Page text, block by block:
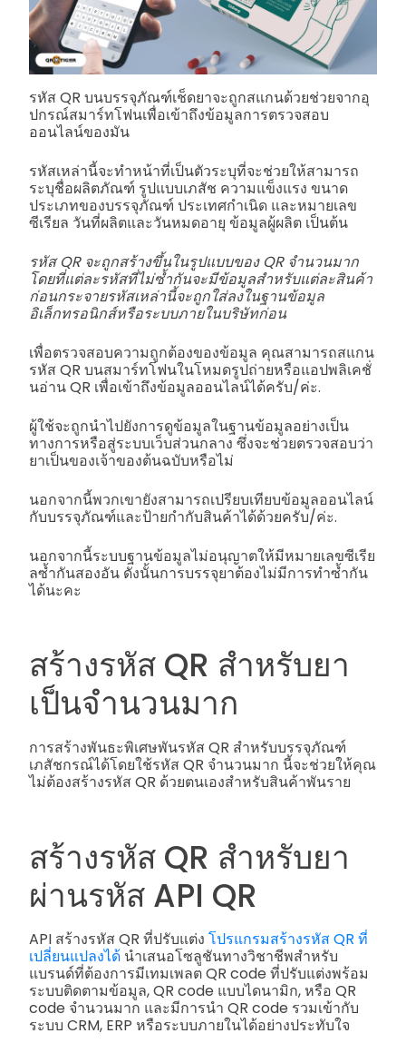
รหัส QR บนบรรจุภัณฑ์เช็ดยาจะถูกสแกนด้วยช่วยจากอุ
ปกรณ์สมาร์ทโฟนเพื่อเข้าถึงข้อมูลการตรวจสอบ
ออนไลน์ของมัน
รหัสเหล่านี้จะทำหน้าที่เป็นตัวระบุที่จะช่วยให้สามารถ
ระบุชื่อผลิตภัณฑ์ รูปแบบเภสัช ความแข็งแรง ขนาด
ประเภทของบรรจุภัณฑ์ ประเทศกำเนิด และหมายเลข
ซีเรียล วันที่ผลิตและวันหมดอายุ ข้อมูลผู้ผลิต เป็นต้น
รหัส QR จะถูกสร้างขึ้นในรูปแบบของ QR จำนวนมาก
โดยที่แต่ละรหัสที่ไม่ซ้ำกันจะมีข้อมูลสำหรับแต่ละสินค้า
ก่อนกระจายรหัสเหล่านี้จะถูกใส่ลงในฐานข้อมูล
อิเล็กทรอนิกส์หรือระบบภายในบริษัทก่อน
เพื่อตรวจสอบความถูกต้องของข้อมูล คุณสามารถสแกน
รหัส QR บนสมาร์ทโฟนในโหมดรูปถ่ายหรือแอปพลิเคชั่
นอ่าน QR เพื่อเข้าถึงข้อมูลออนไลน์ได้ครับ/ค่ะ.
ผู้ใช้จะถูกนำไปยังการดูข้อมูลในฐานข้อมูลอย่างเป็น
ทางการหรือสู่ระบบเว็บส่วนกลาง ซึ่งจะช่วยตรวจสอบว่า
ยาเป็นของเจ้าของต้นฉบับหรือไม่
นอกจากนี้พวกเขายังสามารถเปรียบเทียบข้อมูลออนไลน์
กับบรรจุภัณฑ์และป้ายกำกับสินค้าได้ด้วยครับ/ค่ะ.
นอกจากนี้ระบบฐานข้อมูลไม่อนุญาตให้มีหมายเลขซีเรีย
ลซ้ำกันสองอัน ดังนั้นการบรรจุยาต้องไม่มีการทำซ้ำกัน
ได้นะคะ
สร้างรหัส QR สำหรับยา
เป็นจำนวนมาก
การสร้างพันธะพิเศษพันรหัส QR สำหรับบรรจุภัณฑ์
เภสัชกรณ์ได้โดยใช้รหัส QR จำนวนมาก นี้จะช่วยให้คุณ
ไม่ต้องสร้างรหัส QR ด้วยตนเองสำหรับสินค้าพันราย
สร้างรหัส QR สำหรับยา
ผ่านรหัส API QR
API สร้างรหัส QR ที่ปรับแต่ง โปรแกรมสร้างรหัส QR ที่
เปลี่ยนแปลงได้ นำเสนอโซลูชันทางวิชาชีพสำหรับ
แบรนด์ที่ต้องการมีเทมเพลต QR code ที่ปรับแต่งพร้อม
ระบบติดตามข้อมูล, QR code แบบไดนามิก, หรือ QR
code จำนวนมาก และมีการนำ QR code รวมเข้ากับ
ระบบ CRM, ERP หรือระบบภายในได้อย่างประทับใจ